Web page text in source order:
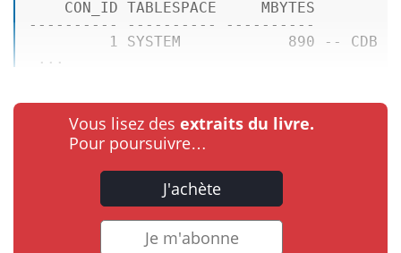
---------- ---------- ----------
1
SYSTEM 890
-- CDB
...
Vous lisez des extraits du livre.
Pour poursuivre…
J'achète
Je m'abonne